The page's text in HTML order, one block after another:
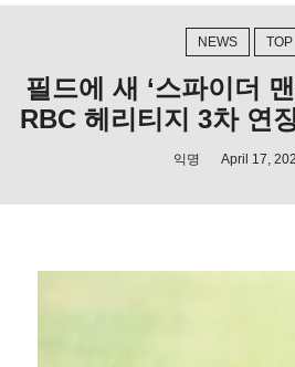
NEWS TOP
필드에 새 ‘스파이더
RBC 헤리티지 3차 연
익명 April 17,